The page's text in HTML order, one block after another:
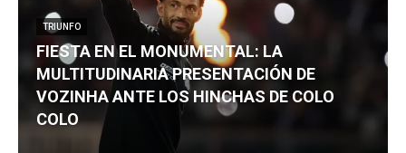
TRIUNFO
FIESTA EN EL MONUMENTAL: LA
MULTITUDINARIA PRESENTACIÓN DE
VOZINHA ANTE LOS HINCHAS DE COLO
COLO